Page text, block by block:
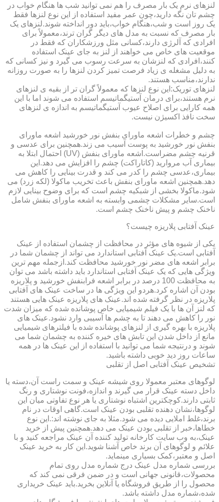
لنزهای نرم یک بار مصرف را هم نمی توانید شب ها هنگام خواب در
چشم تان نگه دارید،چون عمر مفید استفاده از این نوع لنزها فقط
یک روز است و شب،هنگام خواب،باید دور انداخته شوند.لنزهای یک
بار مصرف که نسبت به مدل های دیگر گران ترند،معمولاً برای
افرادی که آلرژی دارند،کسانی مثل ورزشکاران که فقط در
موقعیت های خاص می خواهند از لنز به جای عینک استفاده
کنند،افرادی که لنزشان به سرعت رسوب می گیرد و نیز کسانی که
به دلیل مشغله ی زیاد فرصت تمیز کردن لنزها را به صورت روزانه
ندارند،مناسب هستند.
لنزهای توریک:این نوع لنزها که معمولاً گران تر از بقیه ی لنزهای
نرم هستند،برای درمان آستیگماتیسم استفاده می شوند اما با این
همه کارایی برای اصلاح عیوب آستیگماتیسم به اندازه ی لنزهای
سخت نافذ اکسیژن نیست.
چشم و خطرات اشعه ماورای بنفش نور خورشید اشعه ماورای
بنفش نور خورشید به پوست آسیب می زند.همچنین برای عدسی و
قرنیه چشم مضراست.اشعه ماورای بنفش (UV) احتمال ابتلا به
بیماری آب مروارید (کاتاراکت) چشم را افزایش می دهد.این
بیماری،عدسی چشم را کدر می کند و قدرت بینایی را کاهش می
دهد.همچنین اشعه ماورای بنفش باعث تخریب ماکولا (لکه زرد) می
شود.ماکولا بخشی از شبکیه چشم است که برای وضوح بینایی لازم
است.سایر مشکلات چشمی وابسته به اشعه ماورای بنفش شامل
ناخنک چشم و پیش ناخنک چشم است.
عینک آفتابی پلاریزه چیست؟
یکی از شیوه های مؤثر در محافظت از چشمان استفاده از عینک
آفتابی است.یک عینک آفتابی استاندارد می تواند از چشمان شما در
برابر اشعه های مضر نور خورشید محافظت کند.ازجمله مهم ترین
ویژگی هایی که یک عینک آفتابی استاندارد باید داشته باشد می توان
به محافظت 100 درصد در برابر اشعه فرابنفش خورشید و پلاریزه
بودن آن اشاره کرد.هردو این ویژگی ها در ساخت عینک های آفتابی
پلاریزه در نظر گرفته شده اند.عینک های پلاریزه عینک هایی هستند
که لنز آن ها با یک فیلم شیمیایی خاص پوشانده شده که میزان شدت
نور را کاهش می دهند تا به چشم ها آسیبی وارد نشود.عینک های
پلاریزه با بهره گیری از لنزهای پوشانده شده با فیلترهای شیمیایی
مانع از داخل شدن این تابش های خیره کننده به چشمان شما می
شوند و درنتیجه شما می توانید با استفاده از این عینک ها در همه
ساعات روز دید خوبی داشته باشید.
تشخیص عینک آفتابی اصل از تقلبی
لوگوهای معتبر معمولا روی شیشه عینک و سمت راست آن،دسته یا
داخل دسته عینک قرار می گیرند و اندازه،فونت نوشتاری و رنگ
ثابتی دارند.کوچکترین اشتباه نوشتاری یا هر نوع تفاوتی میان این
لوگوها،نشان دهنده تقلبی بودن عینک است.گاهی اوقات در نام
برند،غلط املایی دیده می شود.مثلا به جای نوشته اند:.این نوع
خطاها،خبر از تقلبی بودن عینک می دهد.همچنین پیش از خرید
عینک،به وب سایت کارخانه تولید کننده آن عینک مراجعه کنید و با
علائم و لوگوهای آن برند خاص آشنا شوید.این کار به خرید عینک
اصل و معتبر،کمک بسیاری مینماید.
بررسی شماره مدل عینک درج شماره مدل روی تمام
محصولات،قانونی جهانی است و در ضمن فرقی نمی کند که
محصول را از طریق فروشگاه یا آنلاین بخرید.باید عینک خریداری
شده،شماره مدل داشته باشد.